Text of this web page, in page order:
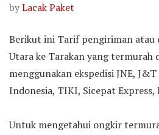
byLacak Paket
Berikut ini Tarif pengiriman atau
Utara ke Tarakan yang termurah
menggunakan ekspedisi JNE, J&T
Indonesia, TIKI, Sicepat Express,
Untuk mengetahui ongkir